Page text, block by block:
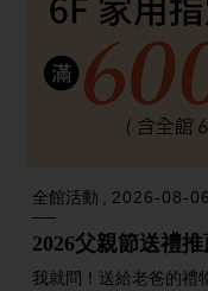
全館活動 2026-08-06
2026父親節送禮
我就問！送給老爸的禮